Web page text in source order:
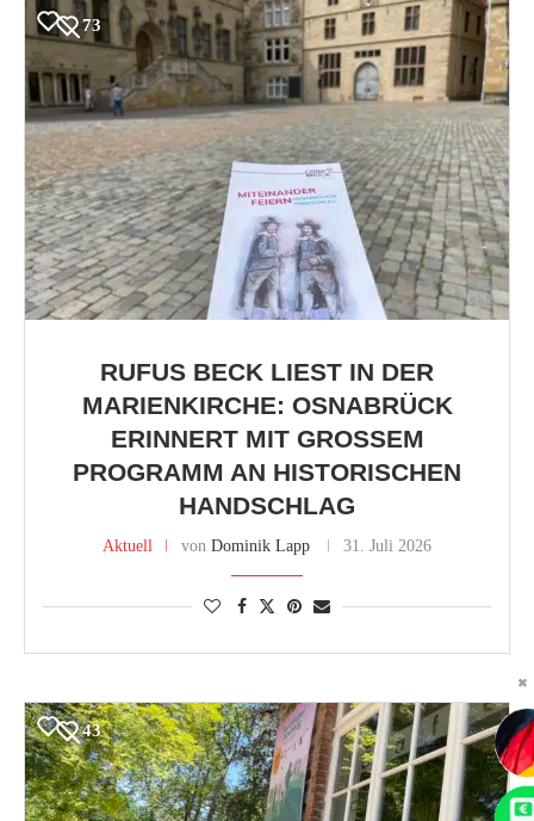
73
RUFUS BECK LIEST IN DER
MARIENKIRCHE: OSNABRÜCK
ERINNERT MIT GROSSEM P
ROGRAMM AN HISTORISCHEN H
ANDSCHLAG
Aktuell von Dominik Lapp 31. Juli 2026
43
✖